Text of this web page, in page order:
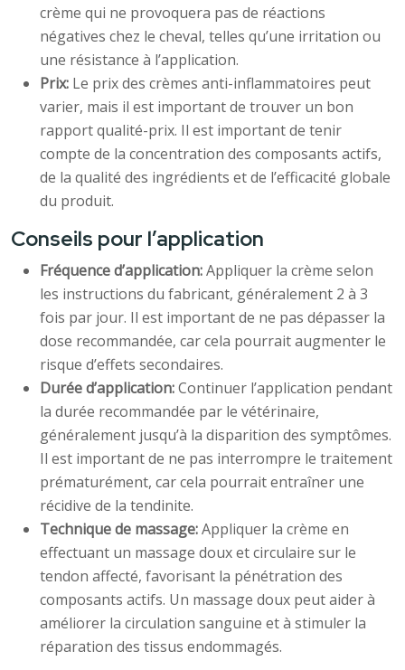
crème qui ne provoquera pas de réactions
négatives chez le cheval, telles qu’une irritation ou
une résistance à l’application.
Prix: Le prix des crèmes anti-inflammatoires peut
varier, mais il est important de trouver un bon
rapport qualité-prix. Il est important de tenir
compte de la concentration des composants actifs,
de la qualité des ingrédients et de l’efficacité globale
du produit.
Conseils pour l’application
Fréquence d’application:Appliquer la crème selon
les instructions du fabricant, généralement 2 à 3
fois par jour. Il est important de ne pas dépasser la
dose recommandée, car cela pourrait augmenter le
risque d’effets secondaires.
Durée d’application:Continuer l’application pendant
la durée recommandée par le vétérinaire,
généralement jusqu’à la disparition des symptômes.
Il est important de ne pas interrompre le traitement
prématurément, car cela pourrait entraîner une
récidive de la tendinite.
Technique de massage:Appliquer la crème en
effectuant un massage doux et circulaire sur le
tendon affecté, favorisant la pénétration des
composants actifs. Un massage doux peut aider à
améliorer la circulation sanguine et à stimuler la
réparation des tissus endommagés.